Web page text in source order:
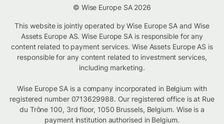
© Wise Europe SA 2026
This website is jointly operated by Wise Europe SA and Wise
Assets Europe AS. Wise Europe SA is responsible for any
content related to payment services. Wise Assets Europe AS is
responsible for any content related to investment services,
including marketing.
Wise Europe SA is a company incorporated in Belgium with
registered number 0713629988. Our registered office is at Rue
du Trône 100, 3rd floor, 1050 Brussels, Belgium. Wise is a
payment institution authorised in Belgium.